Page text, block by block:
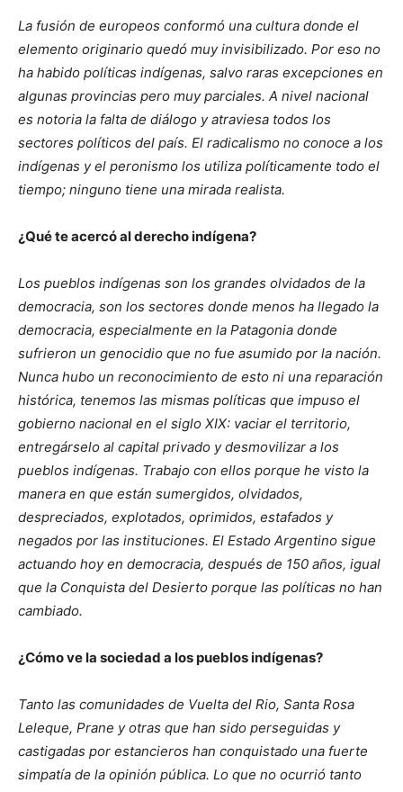
La fusión de europeos conformó una cultura donde el
elemento originario quedó muy invisibilizado. Por eso no
ha habido políticas indígenas, salvo raras excepciones en
algunas provincias pero muy parciales. A nivel nacional
es notoria la falta de diálogo y atraviesa todos los
sectores políticos del país. El radicalismo no conoce a los
indígenas y el peronismo los utiliza políticamente todo el
tiempo; ninguno tiene una mirada realista.
¿Qué te acercó al derecho indígena?
Los pueblos indígenas son los grandes olvidados de la
democracia, son los sectores donde menos ha llegado la
democracia, especialmente en la Patagonia donde
sufrieron un genocidio que no fue asumido por la nación.
Nunca hubo un reconocimiento de esto ni una reparación
histórica, tenemos las mismas políticas que impuso el
gobierno nacional en el siglo XIX: vaciar el territorio,
entregárselo al capital privado y desmovilizar a los
pueblos indígenas. Trabajo con ellos porque he visto la
manera en que están sumergidos, olvidados,
despreciados, explotados, oprimidos, estafados y
negados por las instituciones. El Estado Argentino sigue
actuando hoy en democracia, después de 150 años, igual
que la Conquista del Desierto porque las políticas no han
cambiado.
¿Cómo ve la sociedad a los pueblos indígenas?
Tanto las comunidades de Vuelta del Rio, Santa Rosa
Leleque, Prane y otras que han sido perseguidas y
castigadas por estancieros han conquistado una fuerte
simpatía de la opinión pública. Lo que no ocurrió tanto